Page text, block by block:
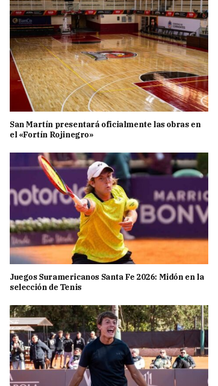
San Martín presentará oficialmente las obras en
el «Fortín Rojinegro»
Juegos Suramericanos Santa Fe 2026: Midón en la
selección de Tenis